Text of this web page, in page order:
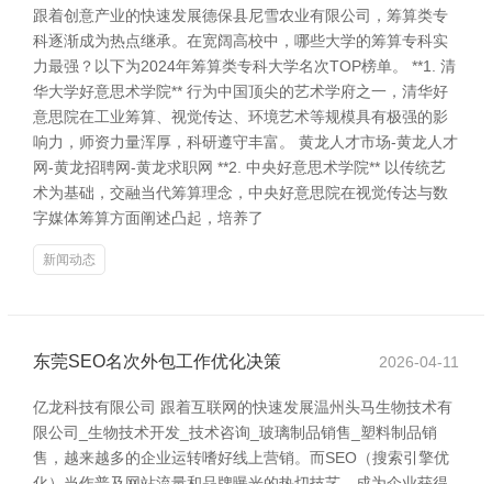
跟着创意产业的快速发展德保县尼雪农业有限公司，筹算类专
科逐渐成为热点继承。在宽阔高校中，哪些大学的筹算专科实
力最强？以下为2024年筹算类专科大学名次TOP榜单。 **1. 清
华大学好意思术学院** 行为中国顶尖的艺术学府之一，清华好
意思院在工业筹算、视觉传达、环境艺术等规模具有极强的影
响力，师资力量浑厚，科研遵守丰富。 黄龙人才市场-黄龙人才
网-黄龙招聘网-黄龙求职网 **2. 中央好意思术学院** 以传统艺
术为基础，交融当代筹算理念，中央好意思院在视觉传达与数
字媒体筹算方面阐述凸起，培养了
新闻动态
东莞SEO名次外包工作优化决策 2026-04-11
亿龙科技有限公司 跟着互联网的快速发展温州头马生物技术有
限公司_生物技术开发_技术咨询_玻璃制品销售_塑料制品销
售，越来越多的企业运转嗜好线上营销。而SEO（搜索引擎优